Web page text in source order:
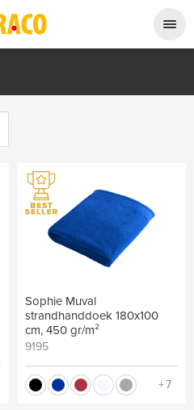
Sophie Muval
strandhanddoek 180x100
cm, 450 gr/m²
9195
+7